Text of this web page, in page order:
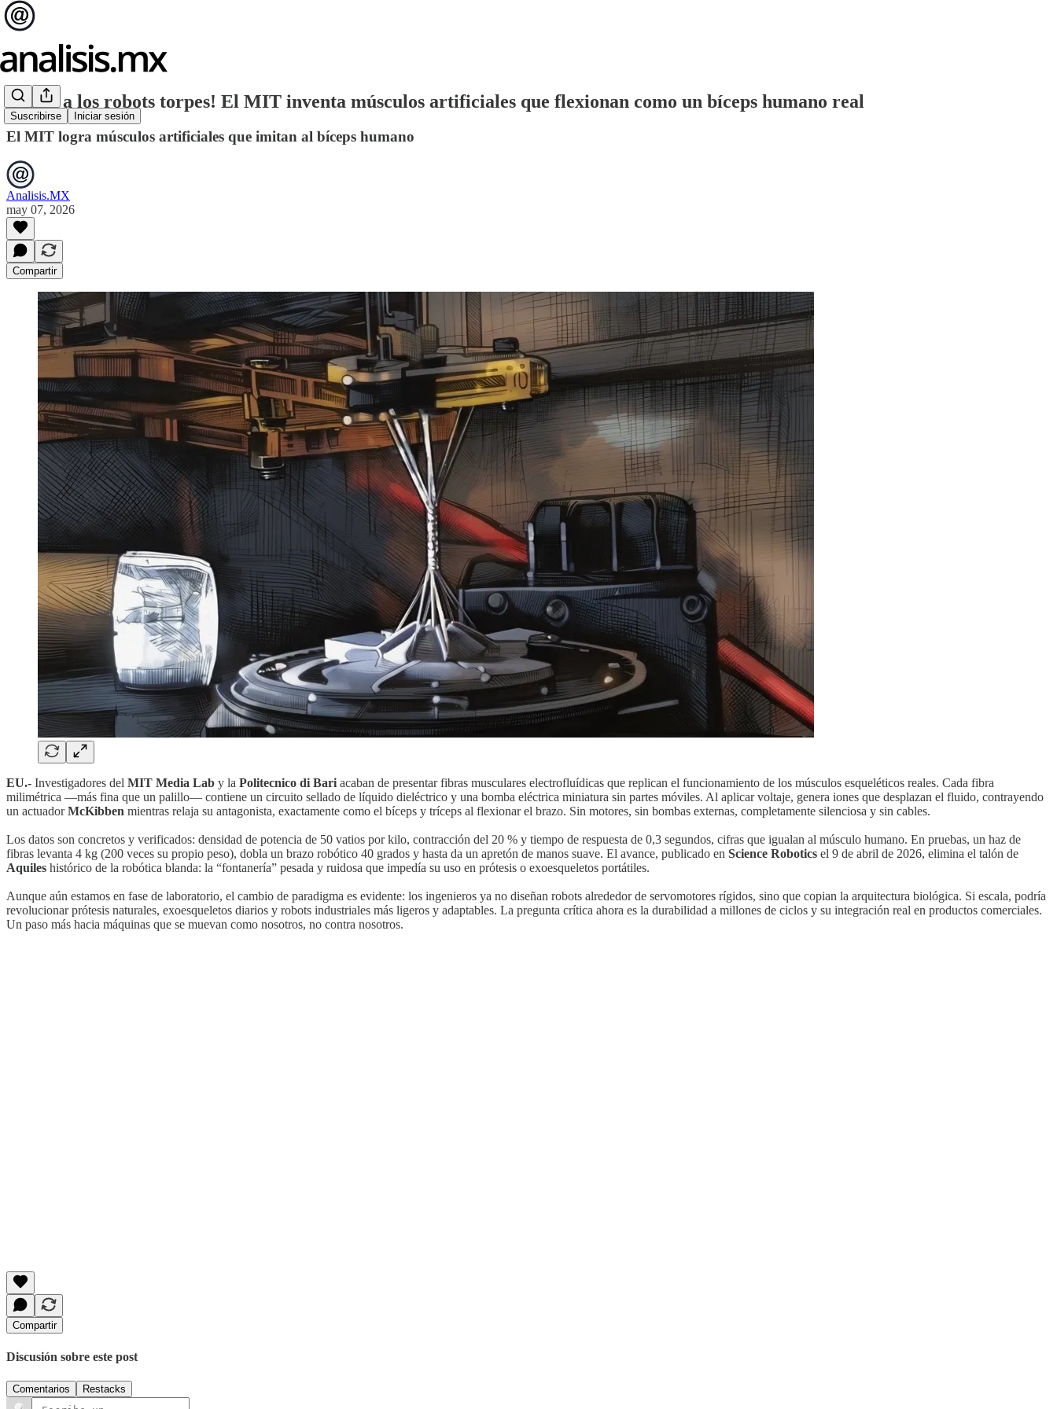
Suscribirse Iniciar sesión
¡Adiós a los robots torpes! El MIT inventa músculos artificiales que flexionan como un bíceps humano real
El MIT logra músculos artificiales que imitan al bíceps humano
Analisis.MX
may 07, 2026
Compartir
EU.- Investigadores del MIT Media Lab y la Politecnico di Bari acaban de presentar fibras musculares electrofluídicas que replican el funcionamiento de los músculos esqueléticos reales. Cada fibra
milimétrica —más fina que un palillo— contiene un circuito sellado de líquido dieléctrico y una bomba eléctrica miniatura sin partes móviles. Al aplicar voltaje, genera iones que desplazan el fluido, contrayendo
un actuadorMcKibben mientras relaja su antagonista, exactamente como el bíceps y tríceps al flexionar el brazo. Sin motores, sin bombas externas, completamente silenciosa y sin cables.
Los datos son concretos y verificados: densidad de potencia de 50 vatios por kilo, contracción del 20 % y tiempo de respuesta de 0,3 segundos, cifras que igualan al músculo humano. En pruebas, un haz de
fibras levanta 4 kg (200 veces su propio peso), dobla un brazo robótico 40 grados y hasta da un apretón de manos suave. El avance, publicado en Science Robotics el 9 de abril de 2026, elimina el talón de
Aquiles histórico de la robótica blanda: la “fontanería” pesada y ruidosa que impedía su uso en prótesis o exoesqueletos portátiles.
Aunque aún estamos en fase de laboratorio, el cambio de paradigma es evidente: los ingenieros ya no diseñan robots alrededor de servomotores rígidos, sino que copian la arquitectura biológica. Si escala, podría
revolucionar prótesis naturales, exoesqueletos diarios y robots industriales más ligeros y adaptables. La pregunta crítica ahora es la durabilidad a millones de ciclos y su integración real en productos comerciales.
Un paso más hacia máquinas que se muevan como nosotros, no contra nosotros.
Compartir
Discusión sobre este post
Comentarios Restacks